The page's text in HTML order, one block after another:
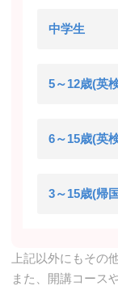
中学生
5～12歳(英
6～15歳(英
3～15歳(帰
上記以外にもその
また、開講コース